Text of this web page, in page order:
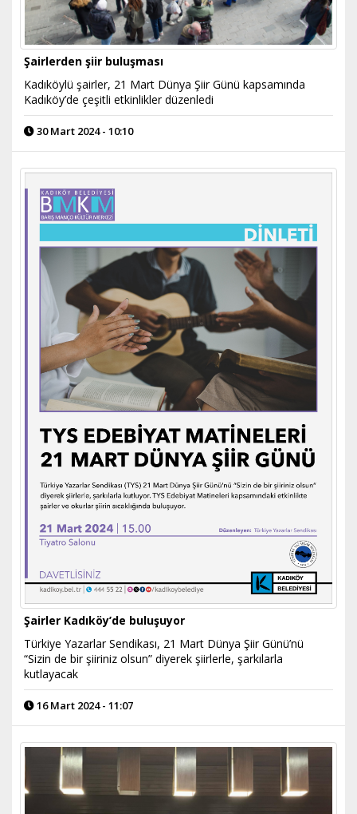
Şairlerden şiir buluşması
​Kadıköylü şairler, 21 Mart Dünya Şiir Günü kapsamında
Kadıköy’de çeşitli etkinlikler düzenledi
30 Mart 2024 - 10:10
Şairler Kadıköy’de buluşuyor
Türkiye Yazarlar Sendikası, 21 Mart Dünya Şiir Günü’nü
“Sizin de bir şiiriniz olsun” diyerek şiirlerle, şarkılarla
kutlayacak
16 Mart 2024 - 11:07